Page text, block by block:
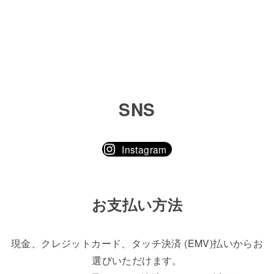
SNS
Instagram
お支払い方法
現金、クレジットカード、タッチ決済 (EMV)払いからお
選びいただけます。